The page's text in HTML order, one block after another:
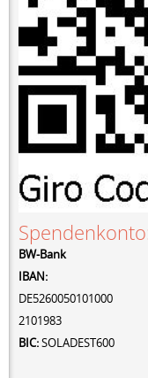
BW-Bank
IBAN:
DE5260050101000
2101983
BIC:SOLADEST600